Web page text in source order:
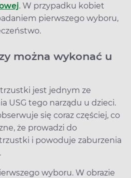
. W przypadku kobiet
pierwszego wyboru,
można wykonać u
jest jednym ze
USG tego narządu u dzieci.
się coraz częściej, co
że prowadzi do
i powoduje zaburzenia
wyboru. W obrazie